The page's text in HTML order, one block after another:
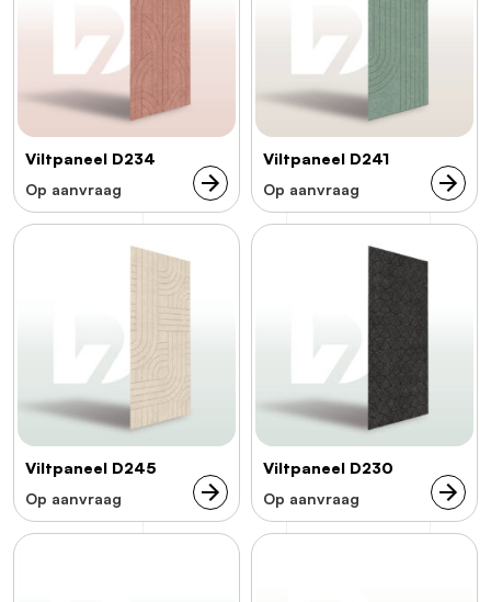
Viltpaneel D234
Op aanvraag
Viltpaneel D241
Op aanvraag
Viltpaneel D245
Op aanvraag
Viltpaneel D230
Op aanvraag